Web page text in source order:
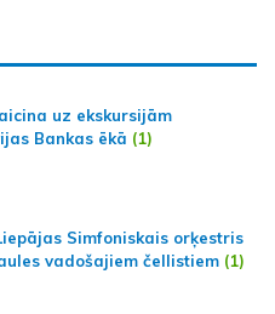
uz ekskursijām
Bankas ēkā (1)
Simfoniskais orķestris
vadošajiem čellistiem (1)